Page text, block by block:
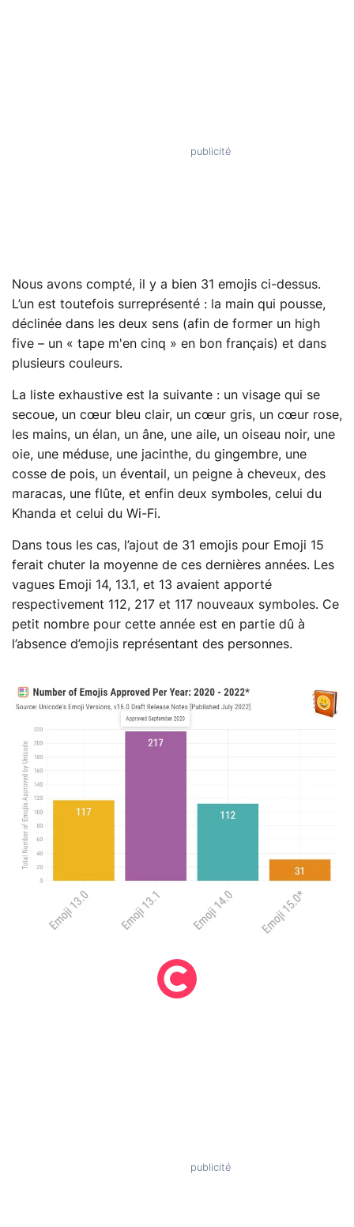
Nous avons compté, il y a bien 31 emojis ci-dessus.
L’un est toutefois surreprésenté : la main qui pousse,
déclinée dans les deux sens (afin de former un high
five – un « tape m'en cinq » en bon français) et dans
plusieurs couleurs.
La liste exhaustive est la suivante : un visage qui se
secoue, un cœur bleu clair, un cœur gris, un cœur rose,
les mains, un élan, un âne, une aile, un oiseau noir, une
oie, une méduse, une jacinthe, du gingembre, une
cosse de pois, un éventail, un peigne à cheveux, des
maracas, une flûte, et enfin deux symboles, celui du
Khanda et celui du Wi-Fi.
Dans tous les cas, l’ajout de 31 emojis pour Emoji 15
ferait chuter la moyenne de ces dernières années. Les
vagues Emoji 14, 13.1, et 13 avaient apporté
respectivement 112, 217 et 117 nouveaux symboles. Ce
petit nombre pour cette année est en partie dû à
l’absence d’emojis représentant des personnes.